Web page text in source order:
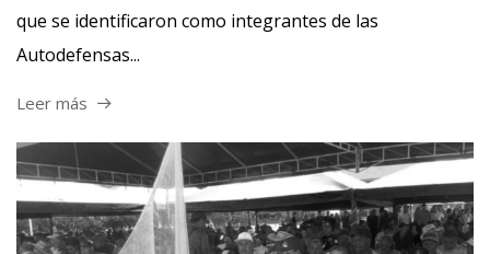
que se identificaron como integrantes de las
Autodefensas...
Leer más